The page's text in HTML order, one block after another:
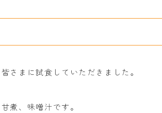
さまに試食していただきました。
煮、味噌汁です。